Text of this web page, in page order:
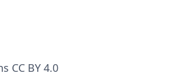
CC BY 4.0